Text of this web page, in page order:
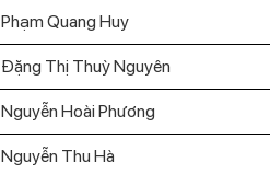
Phạm Quang Huy
Đặng Thị Thuỳ Nguyên
Nguyễn Hoài Phương
Nguyễn Thu Hà